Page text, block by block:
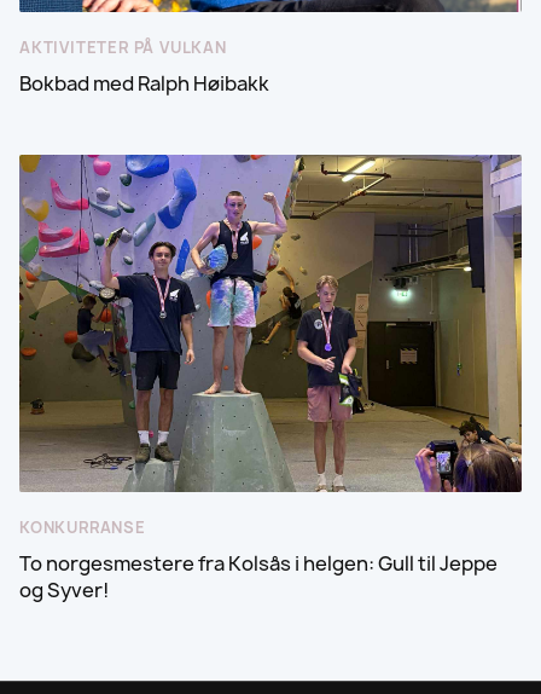
AKTIVITETER PÅ VULKAN
Bokbad med Ralph Høibakk
KONKURRANSE
To norgesmestere fra Kolsås i helgen: Gull til Jeppe
og Syver!